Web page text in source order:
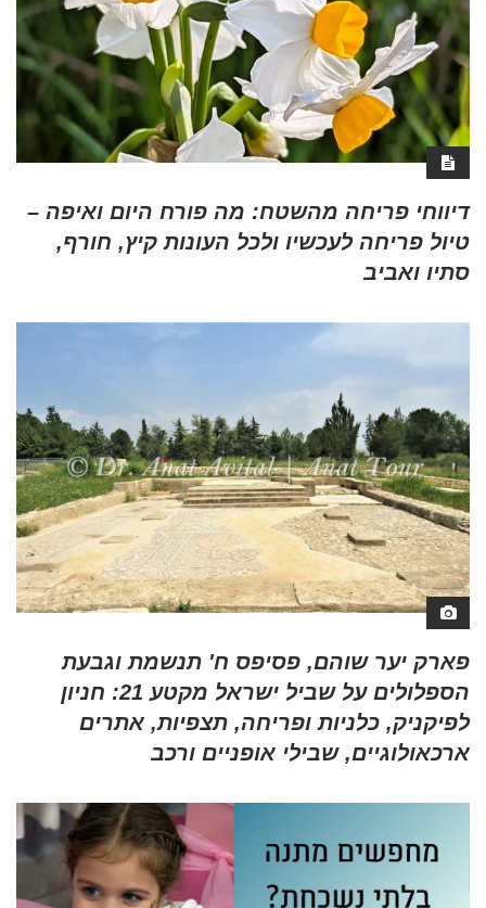
דיווחי פריחה מהשטח: מה פורח היום ואיפה –
טיול פריחה לעכשיו ולכל העונות קיץ, חורף,
סתיו ואביב
פארק יער שוהם, פסיפס ח' תנשמת וגבעת
הספלולים על שביל ישראל מקטע 21: חניון
לפיקניק, כלניות ופריחה, תצפיות, אתרים
ארכאולוגיים, שבילי אופניים ורכב